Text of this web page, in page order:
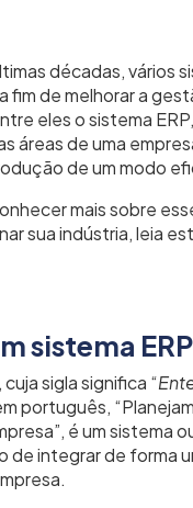
décadas, vários
fim de melhorar a
eles o sistema
áreas de uma
de um modo
mais sobre
sua indústria, leia
sistema
sigla significa “
português,
é um sistema
de integrar de forma